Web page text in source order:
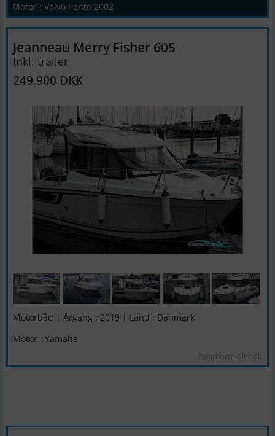
Motor : Volvo Penta 2002
Jeanneau Merry Fisher 605
Inkl. trailer
249.900 DKK
Motorbåd | Årgang : 2019 | Land : Danmark
Motor : Yamaha
Baadformidler.dk